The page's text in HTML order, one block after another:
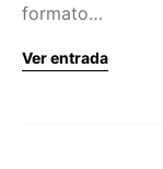
formato…
Ver entrada